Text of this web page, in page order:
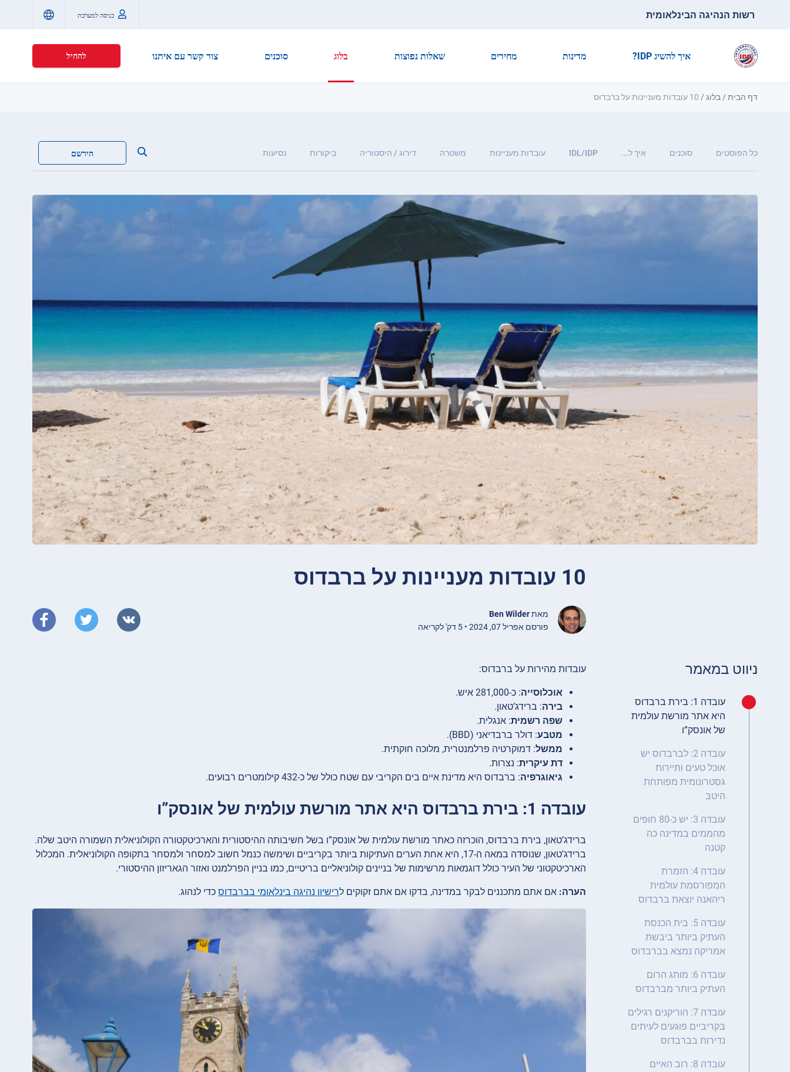
רשות הנהיגה הבינלאומית כניסה למערכת
איך להשיג IDP? מדינות מחירים שאלות נפוצות בלוג סוכנים צור קשר עם איתנו להחיל
דף הבית/ בלוג/ 10 עובדות מעניינות על ברבדוס
כל הפוסטים סוכנים איך ל... IDL/IDP עובדות מעניינות משטרה דירוג / היסטוריה ביקורות נסיעות הירשם
10 עובדות מעניינות על ברבדוס
מאתBen Wilder
פורסם אפריל 07, 2024 • 5 דק' לקריאה
ניווט במאמר
עובדה 1: בירת ברבדוס
היא אתר מורשת עולמית
של אונסק”ו
עובדה 2: לברבדוס יש
אוכל טעים ותיירות
גסטרונומית מפותחת
היטב
עובדה 3: יש כ-80 חופים
מהממים במדינה כה
קטנה
עובדה 4: הזמרת
המפורסמת עולמית
ריהאנה יוצאת ברבדוס
עובדה 5: בית הכנסת
העתיק ביותר ביבשת
אמריקה נמצא בברבדוס
עובדה 6: מותג הרום
העתיק ביותר מברבדוס
עובדה 7: הוריקנים רגילים
בקריביים פוגעים לעיתים
נדירות בברבדוס
עובדה 8: רוב האיים
עובדות מהירות על ברבדוס:
אוכלוסייה: כ-281,000 איש.
בירה: ברידג’טאון.
שפה רשמית: אנגלית.
מטבע: דולר ברבדיאני (BBD).
ממשל: דמוקרטיה פרלמנטרית, מלוכה חוקתית.
דת עיקרית: נצרות.
גיאוגרפיה: ברבדוס היא מדינת איים בים הקריבי עם שטח כולל של כ-432 קילומטרים רבועים.
עובדה 1: בירת ברבדוס היא אתר מורשת עולמית של אונסק”ו
ברידג’טאון, בירת ברבדוס, הוכרזה כאתר מורשת עולמית של אונסק”ו בשל חשיבותה ההיסטורית והארכיטקטורה הקולוניאלית השמורה היטב שלה.
ברידג’טאון, שנוסדה במאה ה-17, היא אחת הערים העתיקות ביותר בקריביים ושימשה כנמל חשוב למסחר ולמסחר בתקופה הקולוניאלית. המכלול
הארכיטקטוני של העיר כולל דוגמאות מרשימות של בניינים קולוניאליים בריטיים, כמו בניין הפרלמנט ואזור הגאריזון ההיסטורי.
הערה: אם אתם מתכננים לבקר במדינה, בדקו אם אתם זקוקים לרישיון נהיגה בינלאומי בברבדוס כדי לנהוג.